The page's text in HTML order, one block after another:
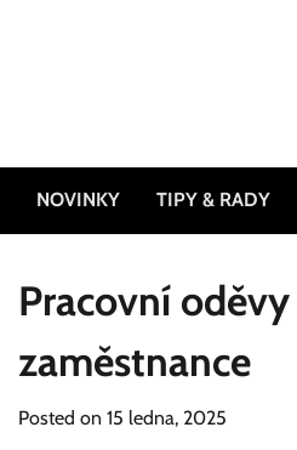
NOVINKY TIPY & RADY
Pracovní
zaměstnance
Posted on 15 ledna, 2025